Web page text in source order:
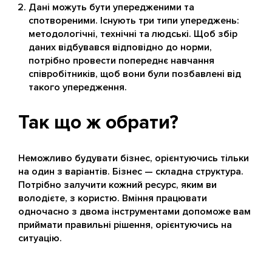
Дані можуть бути упередженими та
спотвореними. Існують три типи упереджень:
методологічні, технічні та людські. Щоб збір
даних відбувався відповідно до норми,
потрібно провести попереднє навчання
співробітників, щоб вони були позбавлені від
такого упередження.
Так що ж обрати?
Неможливо будувати бізнес, орієнтуючись тільки
на один з варіантів. Бізнес — складна структура.
Потрібно залучити кожний ресурс, яким ви
володієте, з користю. Вміння працювати
одночасно з двома інструментами допоможе вам
приймати правильні рішення, орієнтуючись на
ситуацію.